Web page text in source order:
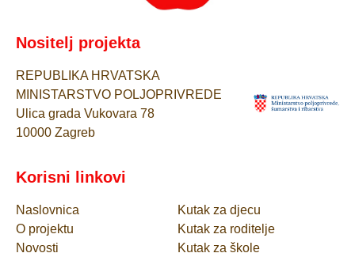
Nositelj projekta
REPUBLIKA HRVATSKA
MINISTARSTVO POLJOPRIVREDE
Ulica grada Vukovara 78
10000 Zagreb
Korisni linkovi
Naslovnica
O projektu
Novosti
Kutak za djecu
Kutak za roditelje
Kutak za škole